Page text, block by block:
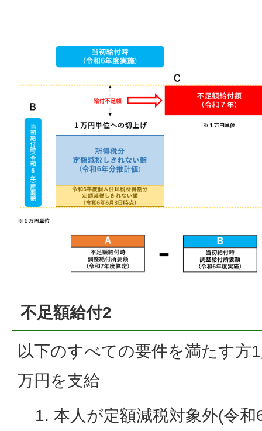
不足額給付2
以下のすべての要件を満たす方
万円を支給
本人が定額減税対象外(令